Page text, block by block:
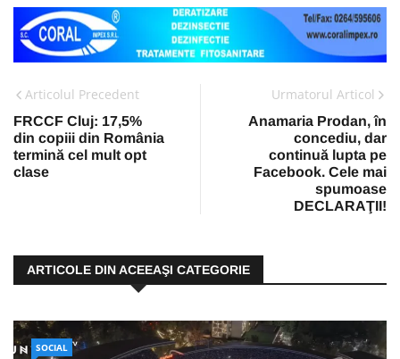
Articolul Precedent
FRCCF Cluj: 17,5%
din copiii din România
termină cel mult opt
clase
Urmatorul Articol
Anamaria Prodan, în
concediu, dar
continuă lupta pe
Facebook. Cele mai
spumoase
DECLARAŢII!
ARTICOLE DIN ACEEAŞI CATEGORIE
SOCIAL